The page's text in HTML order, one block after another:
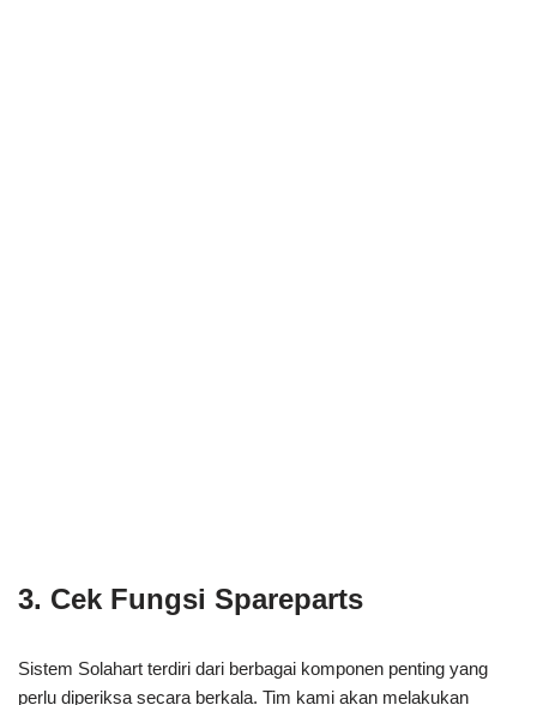
3. Cek Fungsi Spareparts
Sistem Solahart terdiri dari berbagai komponen penting yang
perlu diperiksa secara berkala. Tim kami akan melakukan